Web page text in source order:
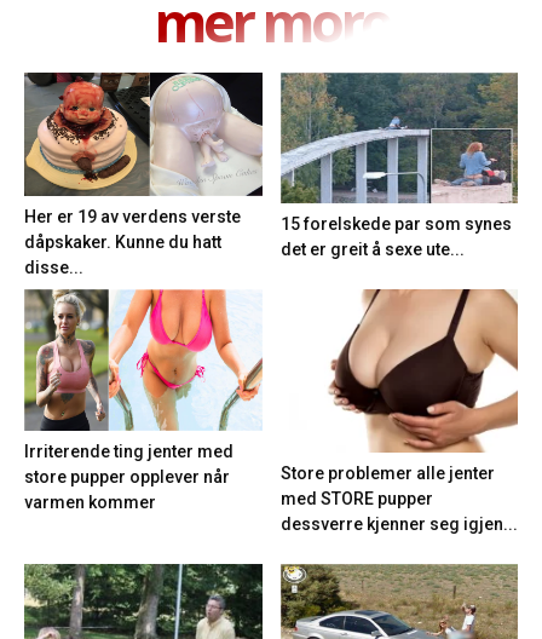
mer moro
Her er 19 av verdens verste
dåpskaker. Kunne du hatt
disse...
15 forelskede par som synes
det er greit å sexe ute...
Irriterende ting jenter med
store pupper opplever når
varmen kommer
Store problemer alle jenter
med STORE pupper
dessverre kjenner seg igjen...